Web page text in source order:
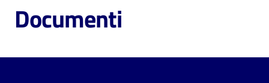
puoi
Documenti